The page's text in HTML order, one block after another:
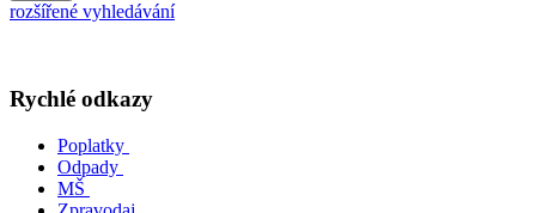
rozšířené vyhledávání
Rychlé odkazy
Poplatky
Odpady
MŠ